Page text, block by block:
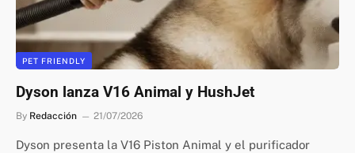
PET FRIENDLY
Dyson lanza V16 Animal y HushJet
By Redacción 21/07/2026
Dyson presenta la V16 Piston Animal y el purificador